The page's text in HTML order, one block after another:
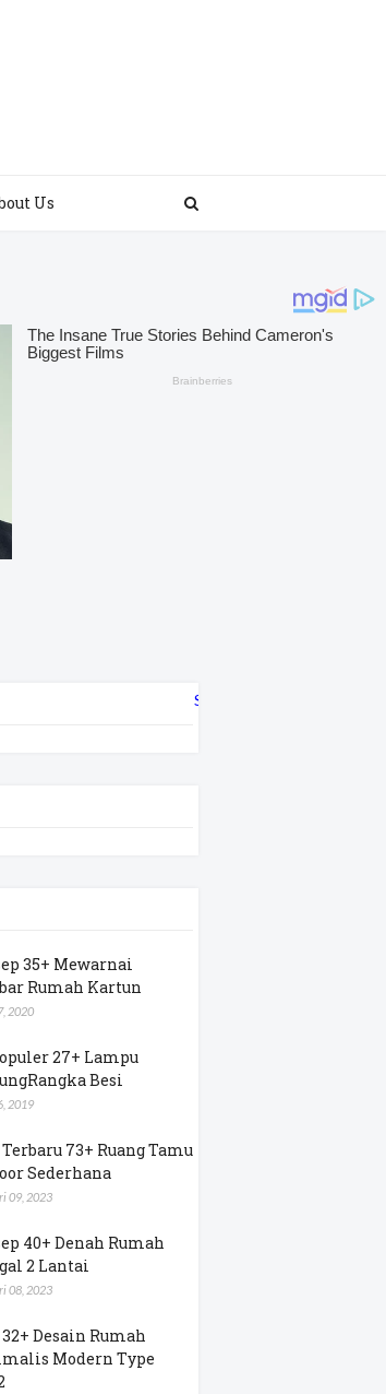
Us
Select Language
35+ Mewarnai
Rumah Kartun
2020
27+ Lampu
Besi
2019
Terbaru 73+ Ruang Tamu
Sederhana
09, 2023
40+ Denah Rumah
2 Lantai
08, 2023
Desain Rumah
Modern Type